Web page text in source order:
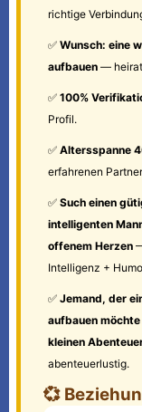
richtige
✅ Wunsch: eine
aufbauen —
✅ 100%
Profil.
✅ Altersspanne
erfahrenen
✅ Such einen
intelligenten
offenem Herzen
Intelligenz +
✅ Jemand, der
aufbauen
kleinen
abenteuerlustig.
💞